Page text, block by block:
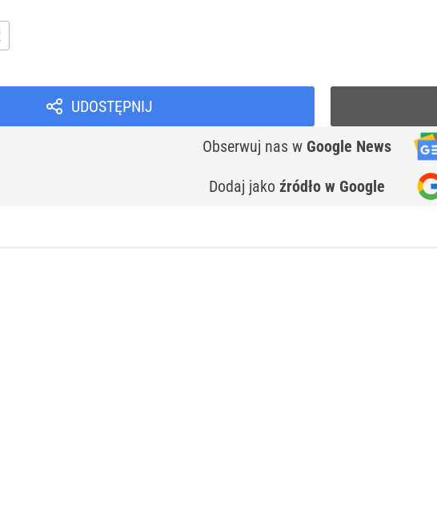
UDOSTĘPNIJ
Obserwuj nas w Google News
Dodaj jako źródło w Google